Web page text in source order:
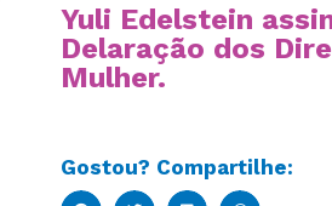
Yuli Edelstein
Delaração dos
Mulher.
Gostou? Compartilhe: